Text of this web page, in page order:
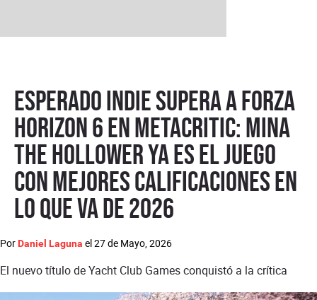
Esperado indie supera a Forza
Horizon 6 en Metacritic: Mina
the Hollower ya es el juego
con mejores calificaciones en
lo que va de 2026
Por Daniel Laguna el27 de Mayo, 2026
El nuevo título de Yacht Club Games conquistó a la crítica